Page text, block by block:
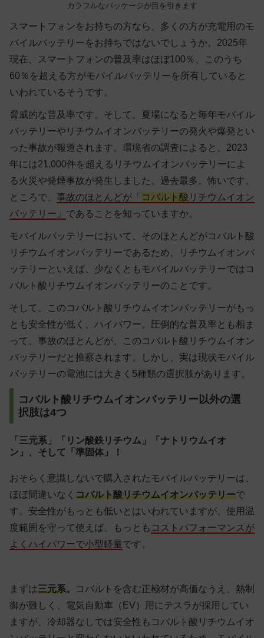
カラフルなパッケージが目を引きます
スマートフォンをお持ちの方なら、多くの方が充電用のモ
バイルバッテリーをお持ちではないでしょうか。2025年
現在、スマートフォンの普及率はほぼ100％、このうち
60％を超える方がモバイルバッテリーを所有していると
いわれているそうです。
脅威的な普及率です。そして、夏場になると毎年モバイル
バッテリーやリチウムイオンバッテリーの発火や爆発とい
った事故が報道されます。環境省の調査によると、2023
年には21,000件を超えるリチウムイオンバッテリーによ
る火災や発煙事故が発生しました。過去最多。怖いです。
ところで、 事故のほとんどが「 コバルト酸 リチウムイオン
バッテリー」 であることを知っていますか。
モバイルバッテリーにおいて、そのほとんどがコバルト酸
リチウムイオンバッテリーであるため、リチウムイオンバ
ッテリーといえば、少なくともモバイルバッテリーではコ
バルト酸リチウムイオンバッテリーのことです。
そして、このコバルト酸リチウムイオンバッテリーがもっ
とも安全性が低く、ハイパワー。圧倒的な普及率とも相ま
って、事故のほとんどが、このコバルト酸リチウムイオン
バッテリーだと推察されます。しかし、実は現状モバイル
バッテリーの電池には大きく5種類の選択肢があります。
コバルト酸リチウムイオンバッテリー以外の選
択肢は4つ
「三元系」「リン酸鉄リチウム」「ナトリウムイオ
ン」、そして「準固体」！
おそらく意識しないで購入されたモバイルバッテリーは、
ほぼ間違いなく コバルト酸リチウムイオンバッテリーで
す。安全性がもっとも低いとはいわれていますが、使用温
度範囲を守って使えば、もっとも コストパフォーマンスが
よくハイパワーで小型軽量です。
まずは三元系。
コバルトを含む正極材が高価なうえ、熱制
御が難しく、電気自動車（EV）用にテスラが採用してい
ますが、冷却器なしでは安全性もコバルト酸リチウムイオ